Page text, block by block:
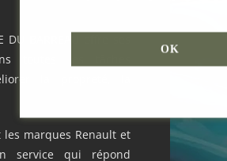
BARREAU offre ses
toutes les tâches
la propreté, la
marques Renault et
service qui répond